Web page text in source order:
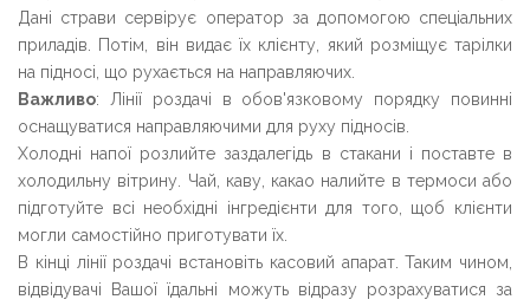
Дані страви сервірує оператор за допомогою спеціальних
приладів. Потім, він видає їх клієнту, який розміщує тарілки
на підносі, що рухається на направляючих.
Важливо: Лінії роздачі в обов'язковому порядку повинні
оснащуватися направляючими для руху підносів.
Холодні напої розлийте заздалегідь в стакани і поставте в
холодильну вітрину. Чай, каву, какао налийте в термоси або
підготуйте всі необхідні інгредієнти для того, щоб клієнти
могли самостійно приготувати їх.
В кінці лінії роздачі встановіть касовий апарат. Таким чином,
відвідувачі Вашої їдальні можуть відразу розрахуватися за